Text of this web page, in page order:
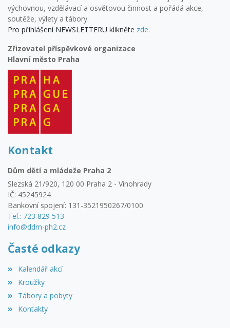
výchovnou, vzdělávací a osvětovou činnost a pořádá akce,
soutěže, výlety a tábory.
Pro přihlášení NEWSLETTERU klikněte zde.
Zřizovatel příspěvkové organizace
Hlavní město Praha
Kontakt
Dům dětí a mládeže Praha 2
Slezská 21/920, 120 00 Praha 2 - Vinohrady
IČ: 45245924
Bankovní spojení: 131-3521950267/0100
Tel.: 723 829 513
info@ddm-ph2.cz
Časté odkazy
Kalendář akcí
Kroužky
Tábory a pobyty
Kontakty